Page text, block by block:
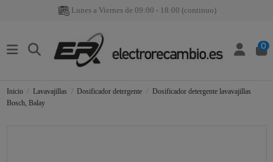
Lunes a Viernes de 09:00 - 18:00 (continuo)
0
Inicio Lavavajillas Dosificador detergente
Dosificador detergente lavavajillas
Bosch, Balay